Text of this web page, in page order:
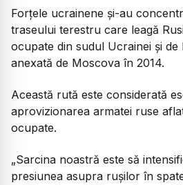
Forțele ucrainene și-au
traseului terestru care leagă
ocupate din sudul Ucrainei și de
anexată de Moscova în 2014.
Această rută este considerată
aprovizionarea armatei ruse
ocupate.
„Sarcina noastră este să
presiunea asupra rușilor în